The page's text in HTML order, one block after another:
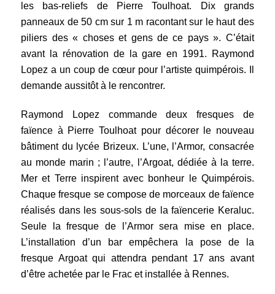
les bas-reliefs de Pierre Toulhoat. Dix grands
panneaux de 50 cm sur 1 m racontant sur le haut des
piliers des « choses et gens de ce pays ». C’était
avant la rénovation de la gare en 1991. Raymond
Lopez a un coup de cœur pour l’artiste quimpérois. Il
demande aussitôt à le rencontrer.
Raymond Lopez commande deux fresques de
faïence à Pierre Toulhoat pour décorer le nouveau
bâtiment du lycée Brizeux. L’une, l’Armor, consacrée
au monde marin ; l’autre, l’Argoat, dédiée à la terre.
Mer et Terre inspirent avec bonheur le Quimpérois.
Chaque fresque se compose de morceaux de faïence
réalisés dans les sous-sols de la faïencerie Keraluc.
Seule la fresque de l’Armor sera mise en place.
L’installation d’un bar empêchera la pose de la
fresque Argoat qui attendra pendant 17 ans avant
d’être achetée par le Frac et installée à Rennes.